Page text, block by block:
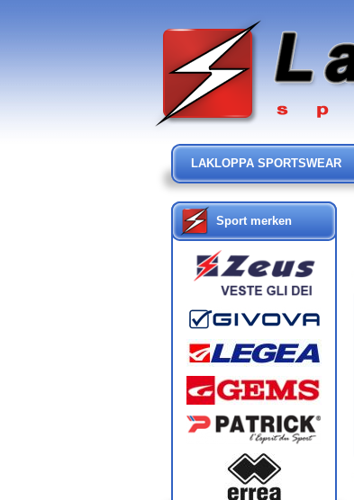
LAKLOPPA SPORTSWEAR
Sport merken